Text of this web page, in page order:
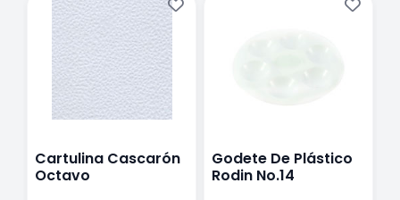
Cartulina Cascarón
Octavo
Godete De Plástico
Rodin No.14